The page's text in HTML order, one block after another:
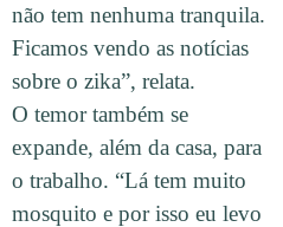
não tem nenhuma tranquila.
Ficamos vendo as notícias
sobre o zika”, relata.
O temor também se
expande, além da casa, para
o trabalho. “Lá tem muito
mosquito e por isso eu levo